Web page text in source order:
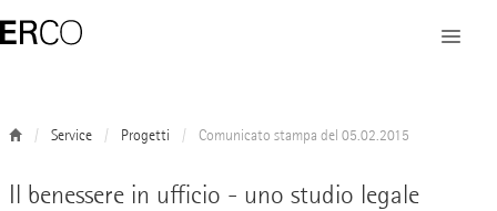
Service Progetti Comunicato stampa del 05.02.2015
Il benessere in ufficio - uno studio legale